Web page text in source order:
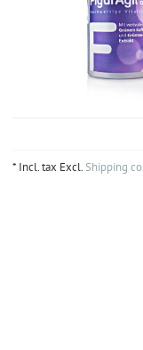
* Incl. tax Excl.Shipping